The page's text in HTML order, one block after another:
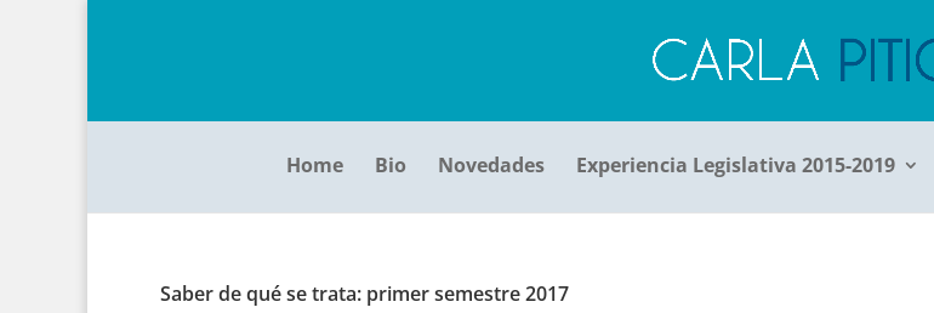
Home Bio Novedades Experiencia Legislativa 2015-2019
Saber de qué se trata: primer semestre 2017